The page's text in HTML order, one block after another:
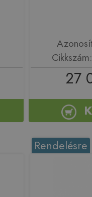
27
Rendelésre